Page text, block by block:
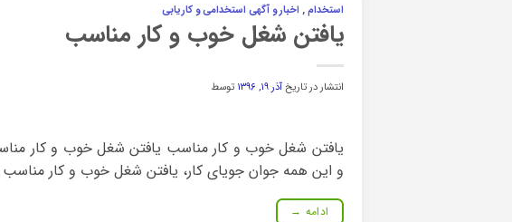
استخدام , اخبار و آگهی استخدامی و کاریابی
یافتن شغل خوب و کار مناسب
انتشار در تاریخآذر ۱۹, ۱۳۹۶ توسط
یافتن شغل خوب و کار مناسب یافتن شغل خوب و کار
و این همه جوان جویای کار، یافتن شغل خوب و کار
ادامه →